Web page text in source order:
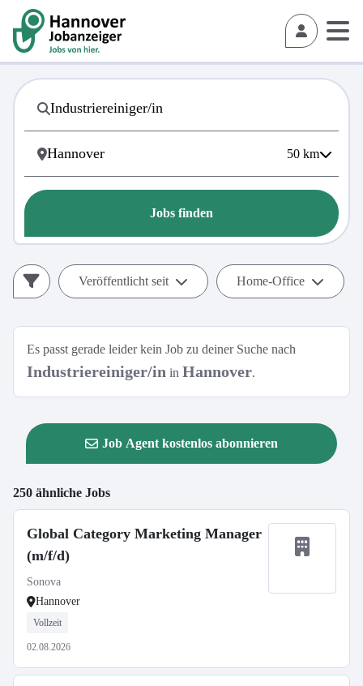
50 km
Jobs finden
Veröffentlicht seit Home-Office
Es passt gerade leider kein Job zu deiner Suche nach
Industriereiniger/in in Hannover.
Job Agent kostenlos abonnieren
250 ähnliche Jobs
Global Category Marketing Manager
(m/f/d)
Sonova
Hannover
Vollzeit
02.08.2026